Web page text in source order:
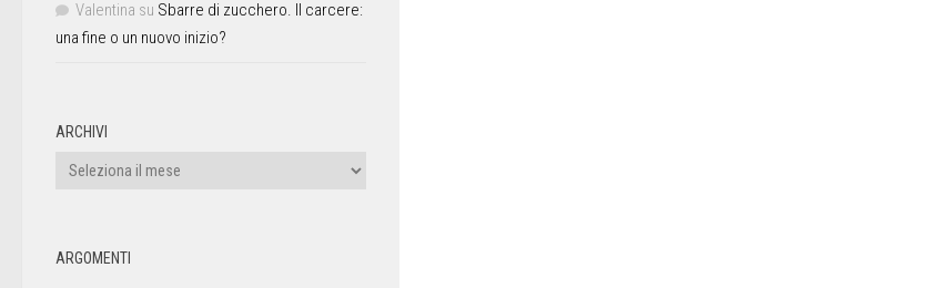
Valentina su Sbarre di zucchero. Il carcere:
una fine o un nuovo inizio?
ARCHIVI
ARGOMENTI